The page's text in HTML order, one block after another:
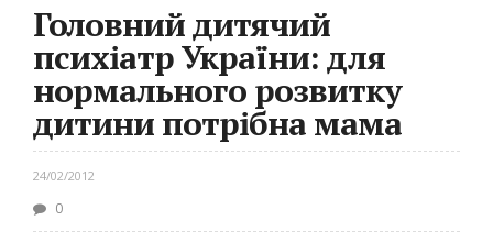
Головний дитячий
психіатр України: для
нормального розвитку
дитини потрібна мама
24/02/2012
0